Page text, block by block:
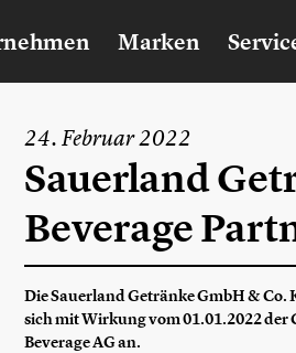
Marken
24. Februar 2022
Sauerland
Beverage
Die Sauerland Getränke GmbH &
sich mit Wirkung vom 01.01.2022
Beverage AG an.